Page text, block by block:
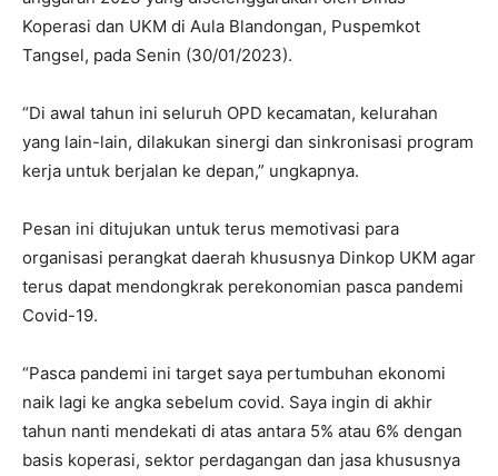
Koperasi dan UKM di Aula Blandongan, Puspemkot
Tangsel, pada Senin (30/01/2023).
“Di awal tahun ini seluruh OPD kecamatan, kelurahan
yang lain-lain, dilakukan sinergi dan sinkronisasi program
kerja untuk berjalan ke depan,” ungkapnya.
Pesan ini ditujukan untuk terus memotivasi para
organisasi perangkat daerah khususnya Dinkop UKM agar
terus dapat mendongkrak perekonomian pasca pandemi
Covid-19.
“Pasca pandemi ini target saya pertumbuhan ekonomi
naik lagi ke angka sebelum covid. Saya ingin di akhir
tahun nanti mendekati di atas antara 5% atau 6% dengan
basis koperasi, sektor perdagangan dan jasa khususnya